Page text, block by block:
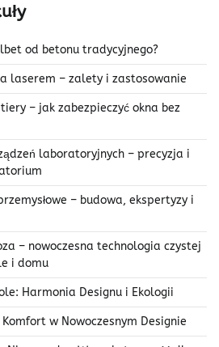
od betonu tradycyjnego?
laserem – zalety i zastosowanie
– jak zabezpieczyć okna bez
laboratoryjnych – precyzja i
– budowa, ekspertyzy i
– nowoczesna technologia czystej
i domu
Harmonia Designu i Ekologii
w Nowoczesnym Designie